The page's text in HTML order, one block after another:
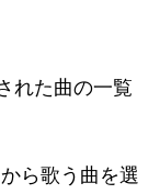
れた曲の一覧
ら歌う曲を選